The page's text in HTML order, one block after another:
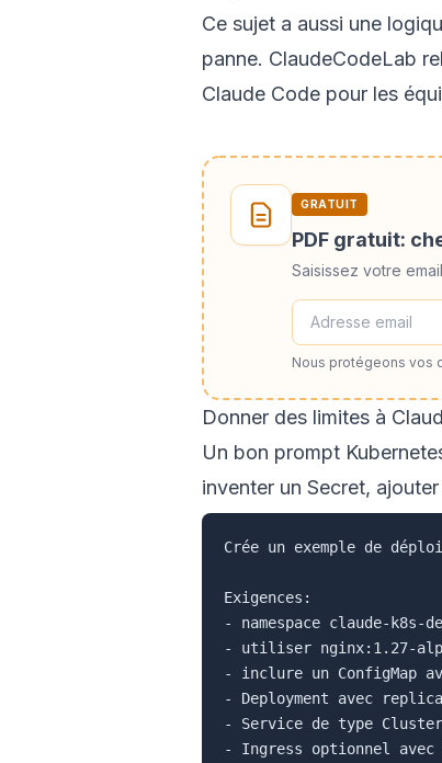
Ce sujet a aussi une
panne. ClaudeCodeLab
Claude Code pour les
GRATUIT
PDF gratuit:
Saisissez votre
Nous protégeons vos
Donner des limites à
Un bon prompt
inventer un Secret,
Crée un exemple de
Exigences:
- namespace claude-k8s-
- utiliser nginx:1.27-
- inclure un ConfigMap
- Deployment avec
- Service de type
- Ingress optionnel avec